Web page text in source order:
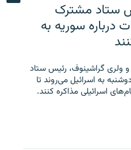
ستاد مشترک
درباره سوریه به
ولری گراشینوف، رئیس ستاد
به اسرائیل می‌روند تا
اسرائیلی مذاکره کنند.